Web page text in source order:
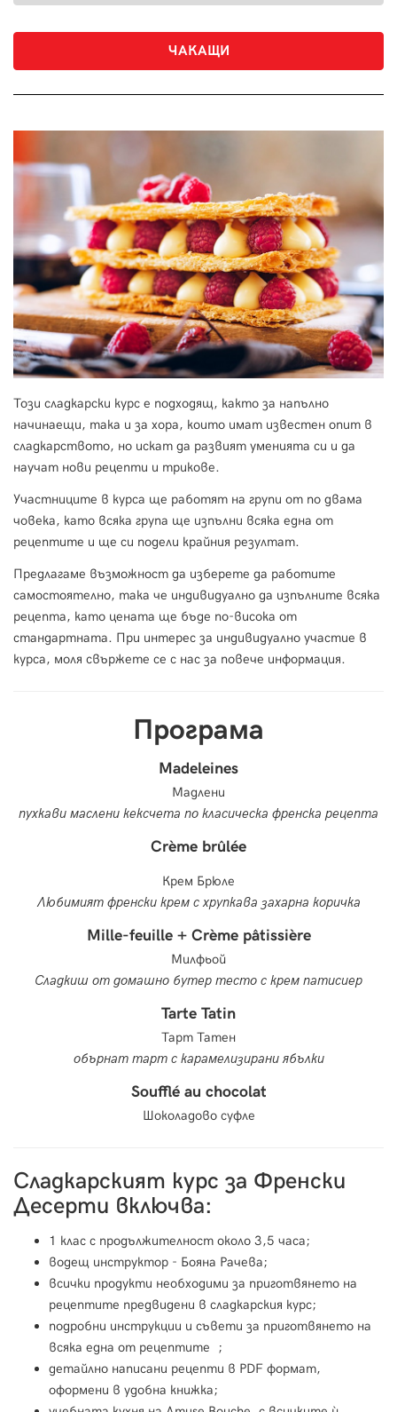
ЧАКАЩИ
Този сладкарски курс е подходящ, както за напълно
начинаещи, така и за хора, които имат известен опит в
сладкарството, но искат да развият уменията си и да
научат нови рецепти и трикове.
Участниците в курса ще работят на групи от по двама
човека, като всяка група ще изпълни всяка една от
рецептите и ще си подели крайния резултат.
Предлагаме възможност да изберете да работите
самостоятелно, така че индивидуално да изпълните всяка
рецепта, като цената ще бъде по-висока от
стандартната. При интерес за индивидуално участие в
курса, моля свържете се с нас за повече информация.
Програма
Madeleines
Мадлени
пухкави маслени кексчета по класическа френска рецепта
Crème brûlée
Крем Брюле
Любимият френски крем с хрупкава захарна коричка
Mille-feuille + Crème pâtissière
Милфьой
Сладкиш от домашно бутер тесто с крем патисиер
Tarte Tatin
Тарт Татен
обърнат тарт с карамелизирани ябълки
Soufflé au chocolat
Шоколадово суфле
Сладкарският курс за Френски
Десерти включва:
1 клас с продължителност около 3,5 часа;
водещ инструктор - Бояна Рачева;
всички продукти необходими за приготвянето на
рецептите предвидени в сладкарския курс;
подробни инструкции и съвети за приготвянето на
всяка една от рецептите ;
детайлно написани рецепти в PDF формат,
оформени в удобна книжка;